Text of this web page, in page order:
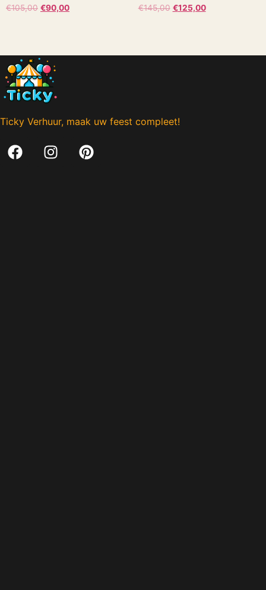
€105,00 €90,00 €145,00 €125,00
Ticky Verhuur, maak uw feest compleet!